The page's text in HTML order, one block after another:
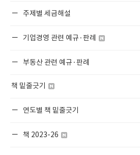
주제별 세금해설
기업경영 관련 예규·판례
부동산 관련 예규·판례
책 밑줄긋기
연도별 책 밑줄긋기
책 2023-26